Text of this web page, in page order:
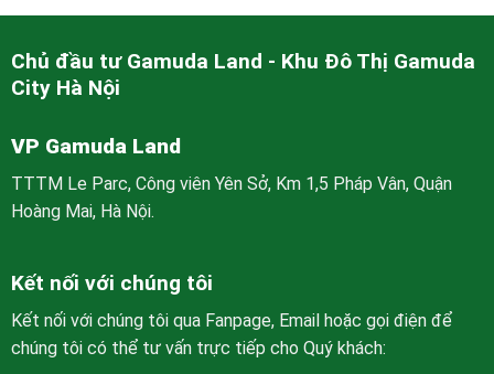
Chủ đầu tư Gamuda Land - Khu Đô Thị Gamuda
City Hà Nội
VP Gamuda Land
TTTM Le Parc, Công viên Yên Sở, Km 1,5 Pháp Vân, Quận
Hoàng Mai, Hà Nội.
Kết nối với chúng tôi
Kết nối với chúng tôi qua Fanpage, Email hoặc gọi điện để
chúng tôi có thể tư vấn trực tiếp cho Quý khách: